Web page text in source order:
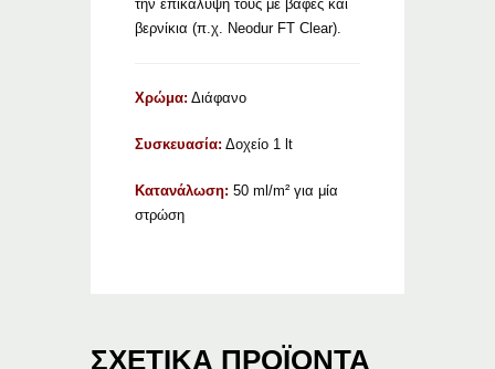
την επικάλυψή τους με βαφές και
βερνίκια (π.χ. Neodur FT Clear).
Χρώμα: Διάφανο
Συσκευασία: Δοχείο 1 lt
Κατανάλωση: 50 ml/m² για μία
στρώση
ΣΧΕΤΙΚΆ ΠΡΟΪΌΝΤΑ